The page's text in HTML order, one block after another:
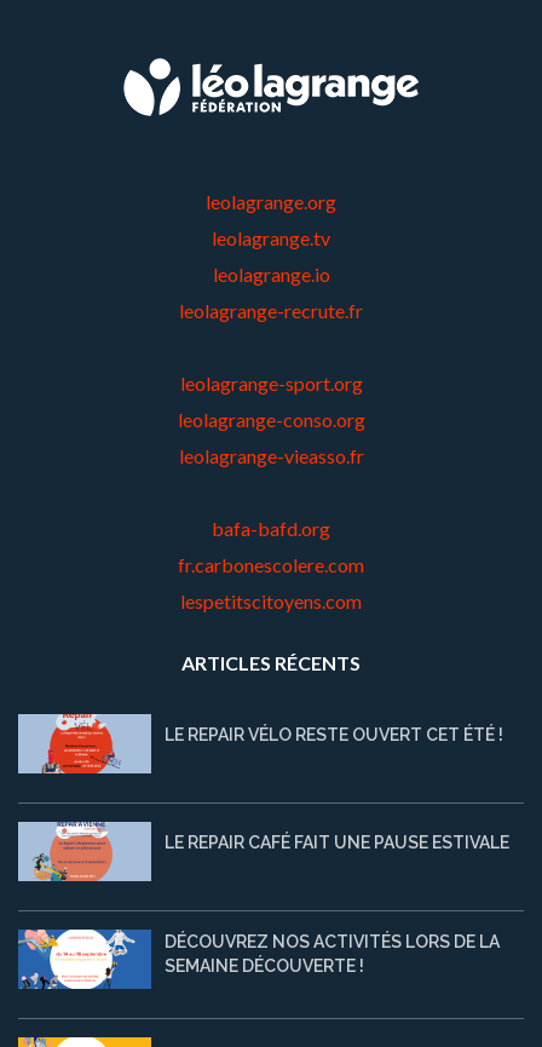
leolagrange.org
leolagrange.tv
leolagrange.io
leolagrange-recrute.fr
leolagrange-sport.org
leolagrange-conso.org
leolagrange-vieasso.fr
bafa-bafd.org
fr.carbonescolere.com
lespetitscitoyens.com
ARTICLES RÉCENTS
LE REPAIR VÉLO RESTE OUVERT CET ÉTÉ !
LE REPAIR CAFÉ FAIT UNE PAUSE ESTIVALE
DÉCOUVREZ NOS ACTIVITÉS LORS DE LA
SEMAINE DÉCOUVERTE !